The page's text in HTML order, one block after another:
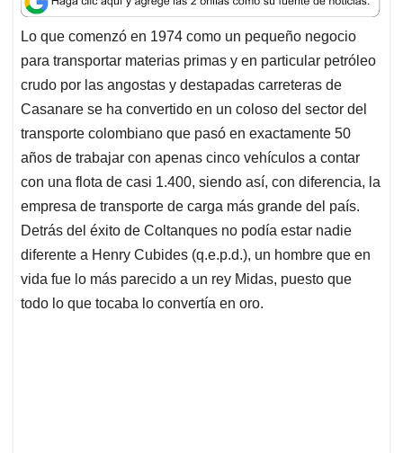
t
s
A
p
p
e
b
o
o
k
k
e
d
I
n
i
l
e
a
d
s
Lo que comenzó en 1974 como un pequeño negocio
para transportar materias primas y en particular petróleo
crudo por las angostas y destapadas carreteras de
Casanare se ha convertido en un coloso del sector del
transporte colombiano que pasó en exactamente 50
años de trabajar con apenas cinco vehículos a contar
con una flota de casi 1.400, siendo así, con diferencia, la
empresa de transporte de carga más grande del país.
Detrás del éxito de Coltanques no podía estar nadie
diferente a Henry Cubides (q.e.p.d.), un hombre que en
vida fue lo más parecido a un rey Midas, puesto que
todo lo que tocaba lo convertía en oro.